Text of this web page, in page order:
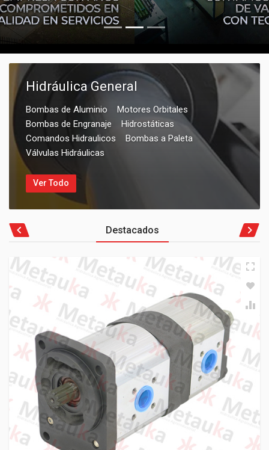
Hidráulica General
Bombas de Aluminio
Motores Orbitales
Bombas de Engranaje
Hidrostáticas
Comandos Hidraulicos
Bombas a Paleta
Válvulas Hidráulicas
Ver Todo
Destacados